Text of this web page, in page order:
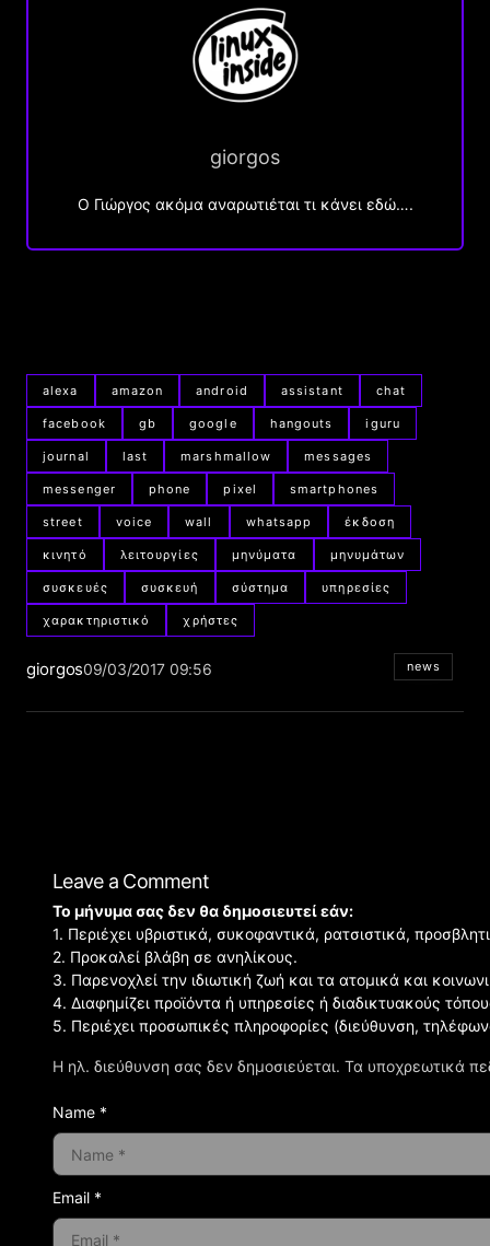
giorgos
Ο Γιώργος ακόμα αναρωτιέται τι κάνει εδώ….
alexa amazon android assistant chat
facebook gb google hangouts iguru
journal last marshmallow messages
messenger phone pixel smartphones
street voice wall whatsapp έκδοση
κινητό λειτουργίες μηνύματα μηνυμάτων
συσκευές συσκευή σύστημα υπηρεσίες
χαρακτηριστικό χρήστες
giorgos09/03/2017 09:56 news
Leave a Comment
Η ηλ. διεύθυνση σας δεν δημοσιεύεται. Τα υποχρεωτικά
Το μήνυμα σας δεν θα δημοσιευτεί εάν:
1. Περιέχει υβριστικά, συκοφαντικά, ρατσιστικά,
2. Προκαλεί βλάβη σε ανηλίκους.
3. Παρενοχλεί την ιδιωτική ζωή και τα ατομικά και
4. Διαφημίζει προϊόντα ή υπηρεσίες ή διαδικτυακούς
5. Περιέχει προσωπικές πληροφορίες (διεύθυνση,
Name *
Email *